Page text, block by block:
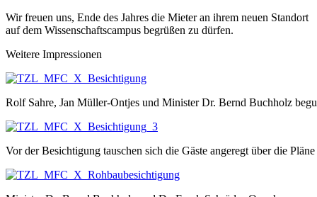
Wir freuen uns, Ende des Jahres die Mieter an ihrem neuen Standort
auf dem Wissenschaftscampus begrüßen zu dürfen.
Weitere Impressionen
Rolf Sahre, Jan Müller-Ontjes und Minister Dr. Bernd Buchholz
Vor der Besichtigung tauschen sich die Gäste angeregt über die